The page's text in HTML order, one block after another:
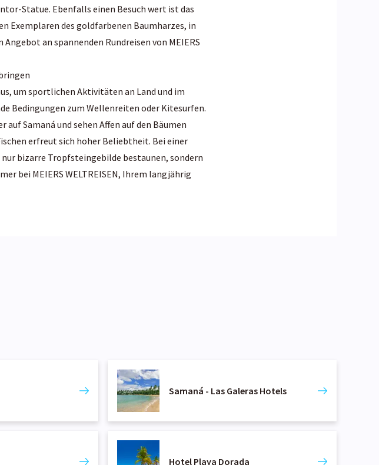
Statue. Ebenfalls einen Besuch wert ist das
Exemplaren des goldfarbenen Baumharzes, in
an spannenden Rundreisen von MEIERS
um sportlichen Aktivitäten an Land und im
Bedingungen zum Wellenreiten oder Kitesurfen.
Samaná und sehen Affen auf den Bäumen
erfreut sich hoher Beliebtheit. Bei einer
bizarre Tropfsteingebilde bestaunen, sondern
bei MEIERS WELTREISEN, Ihrem langjährig
Samaná - Las Galeras Hotels
Hotel Playa Dorada